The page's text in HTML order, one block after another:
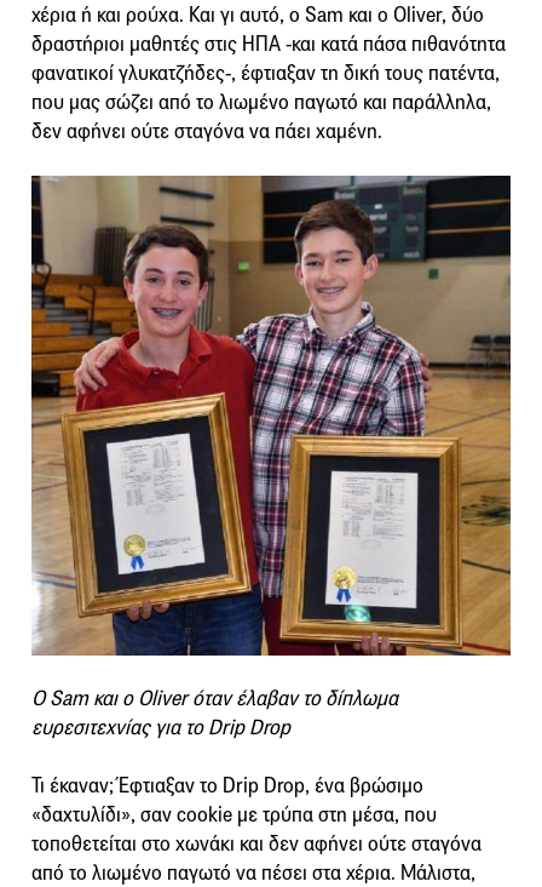
χέρια ή και ρούχα. Και γι αυτό, ο Sam και ο Oliver, δύο
δραστήριοι μαθητές στις ΗΠΑ -και κατά πάσα πιθανότητα
φανατικοί γλυκατζήδες-, έφτιαξαν τη δική τους πατέντα,
που μας σώζει από το λιωμένο παγωτό και παράλληλα,
δεν αφήνει ούτε σταγόνα να πάει χαμένη.
O Sam και ο Oliver όταν έλαβαν το δίπλωμα
ευρεσιτεχνίας για το Drip Drop
Τι έκαναν; Έφτιαξαν το Drip Drop, ένα βρώσιμο
«δαχτυλίδι», σαν cookie με τρύπα στη μέσα, που
τοποθετείται στο χωνάκι και δεν αφήνει ούτε σταγόνα
από το λιωμένο παγωτό να πέσει στα χέρια. Μάλιστα,